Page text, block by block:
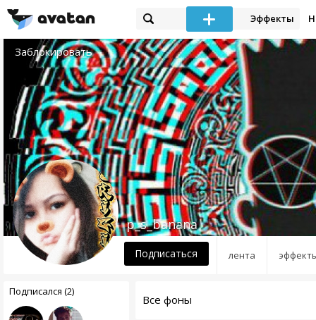
Эффекты
Заблокировать
лента
p_s_banana
Подписаться
Подписался (2)
Все фоны